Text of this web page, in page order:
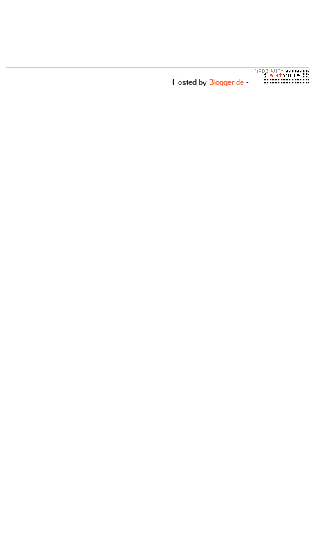
Hosted by Blogger.de -